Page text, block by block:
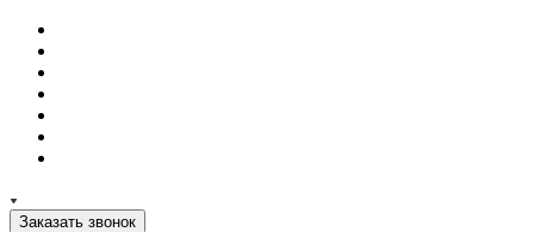
Заказать звонок